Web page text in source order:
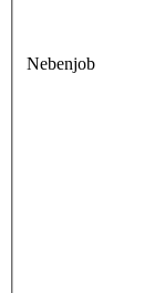
Nebenjob